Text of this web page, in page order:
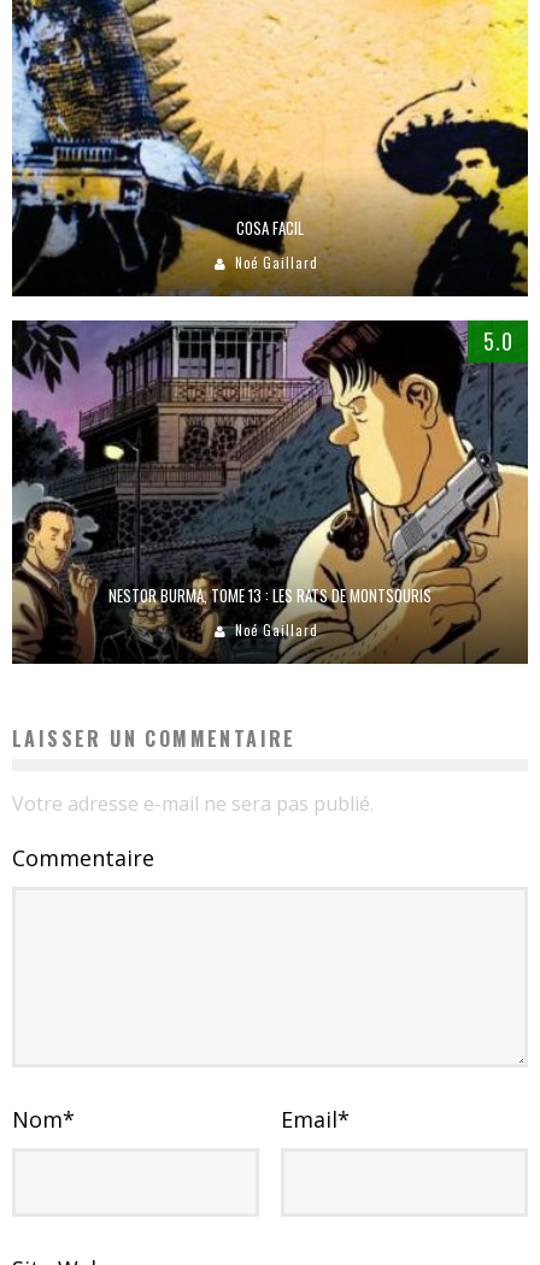
COSA FACIL
Noé Gaillard
5.0
NESTOR BURMA, TOME 13 : LES RATS DE MONTSOURIS
Noé Gaillard
LAISSER UN COMMENTAIRE
Votre adresse e-mail ne sera pas publié.
Commentaire
Nom* Email*